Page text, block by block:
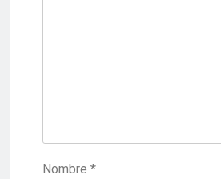
Nombre *